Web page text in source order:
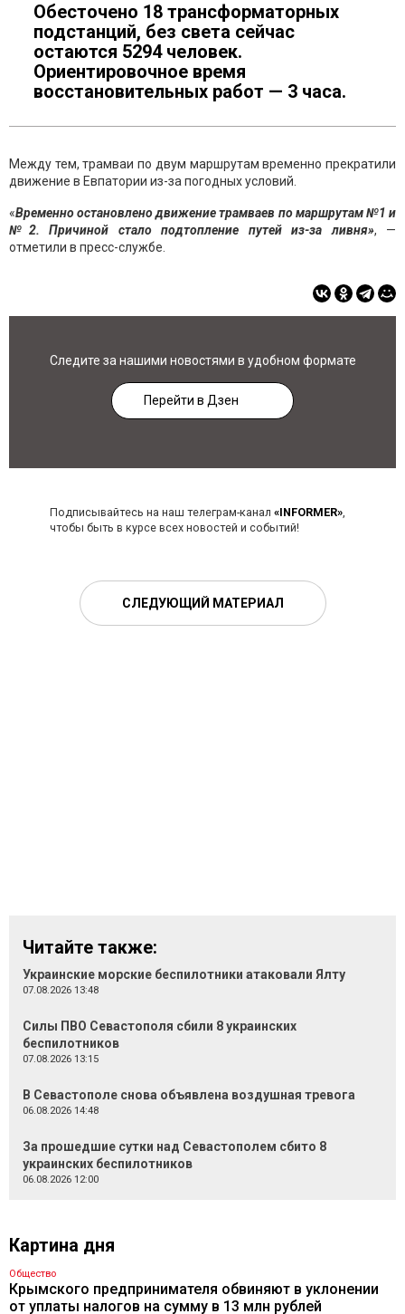
Обесточено 18 трансформаторных
подстанций, без света сейчас
остаются 5294 человек.
Ориентировочное время
восстановительных работ — 3 часа.
Между тем, трамваи по двум маршрутам временно прекратили
движение в Евпатории из-за погодных условий.
«Временно остановлено движение трамваев по маршрутам №1 и
№2. Причиной стало подтопление путей из-за ливня», —
отметили в пресс-службе.
Следите за нашими новостями в удобном формате
Перейти в Дзен
Подписывайтесь на наш телеграм-канал «INFORMER»,
чтобы быть в курсе всех новостей и событий!
СЛЕДУЮЩИЙ МАТЕРИАЛ
Читайте также:
Украинские морские беспилотники атаковали Ялту
07.08.2026 13:48
Силы ПВО Севастополя сбили 8 украинских
беспилотников
07.08.2026 13:15
В Севастополе снова объявлена воздушная тревога
06.08.2026 14:48
За прошедшие сутки над Севастополем сбито 8
украинских беспилотников
06.08.2026 12:00
Картина дня
Общество
Крымского предпринимателя обвиняют в уклонении
от уплаты налогов на сумму в 13 млн рублей